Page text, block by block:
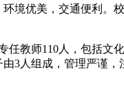
境优美，交通便利。
任教师110人，包括文
3人组成，管理严谨